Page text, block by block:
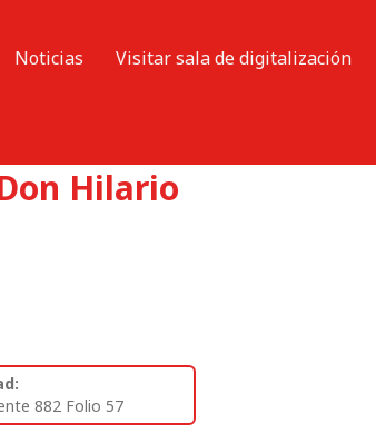
Noticias
Visitar sala de digitalización
Hilario
882 Folio 57